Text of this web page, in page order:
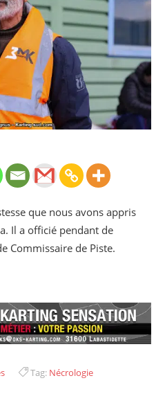
que nous avons appris
Il a officié pendant de
Commissaire de Piste.
Tag: Nécrologie